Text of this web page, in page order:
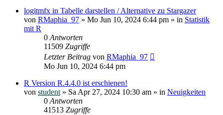
logitmfx in Tabelle darstellen / Alternative zu Stargazer
von RMaphia_97 » Mo Jun 10, 2024 6:44 pm » in Statistik
mit R
0 Antworten
11509 Zugriffe
Letzter Beitrag von RMaphia_97
Mo Jun 10, 2024 6:44 pm
R Version R.4.4.0 ist erschienen!
von student » Sa Apr 27, 2024 10:30 am » in Neuigkeiten
0 Antworten
41513 Zugriffe